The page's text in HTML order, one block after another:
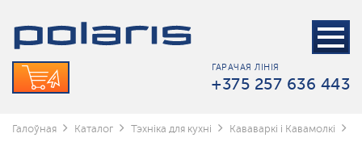
ГАРАЧАЯ ЛІНІЯ
+375 257 636 443
Галоўная Каталог Тэхніка для кухні Кававаркі і Кавамолкі
Кофемашины
Кававаркі
Кавамолкі